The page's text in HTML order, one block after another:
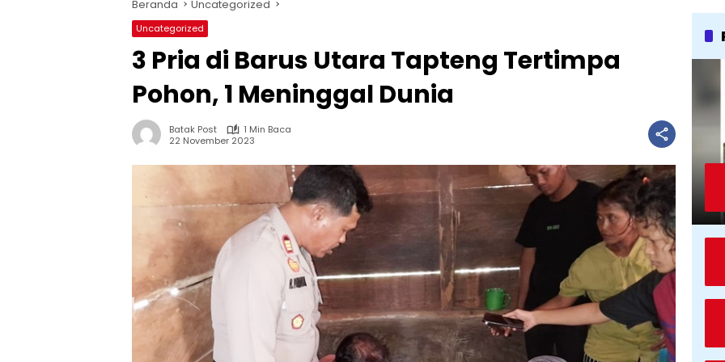
Beranda Uncategorized
Uncategorized
3 Pria di Barus Utara Tapteng Tertimpa
Pohon, 1 Meninggal Dunia
Batak Post
1 Min Baca
22 November 2023